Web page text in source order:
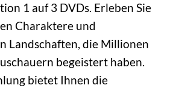
1 auf 3 DVDs. Erleben Sie
Charaktere und
Landschaften, die Millionen
begeistert haben.
bietet Ihnen die